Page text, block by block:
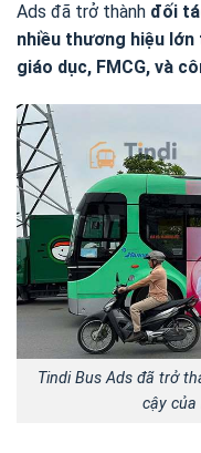
Ads đã trở thành đối
nhiều thương hiệu
giáo dục, FMCG, và
Tindi Bus Ads đã trở
cậy của